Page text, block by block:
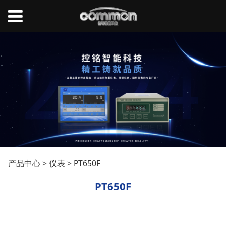
PT650F
产品中心>仪表 > PT650F
PT650F